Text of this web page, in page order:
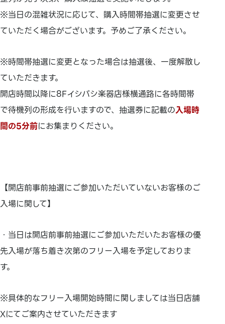
※当日の混雑状況に応じて、購入時間帯抽選に変更させ
ていただく場合がございます。予めご了承ください。
※時間帯抽選に変更となった場合は抽選後、一度解散し
ていただきます。
開店時間以降に8Fイシバシ楽器店様横通路に各時間帯
で待機列の形成を行いますので、抽選券に記載の入場時
間の5分前にお集まりください。
【開店前事前抽選にご参加いただいていないお客様のご
入場に関して】
・当日は開店前事前抽選にご参加いただいたお客様の優
先入場が落ち着き次第のフリー入場を予定しておりま
す。
※具体的なフリー入場開始時間に関しましては当日店舗
Xにてご案内させていただきます